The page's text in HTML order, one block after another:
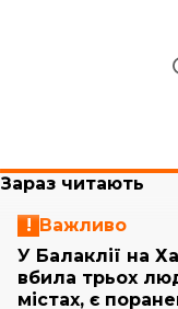
Зараз читають
Важливо
У Балаклії на
вбила трьох
містах, є